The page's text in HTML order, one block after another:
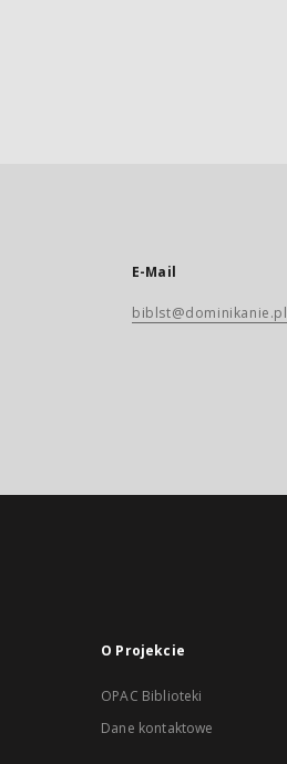
E-Mail
biblst@dominikanie.pl
O Projekcie
OPAC Biblioteki
Dane kontaktowe